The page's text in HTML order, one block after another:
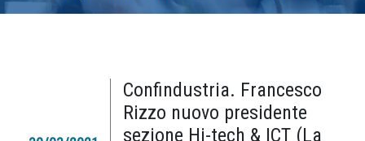
Confindustria. Francesco
Rizzo nuovo presidente
sezione Hi-tech & ICT (La